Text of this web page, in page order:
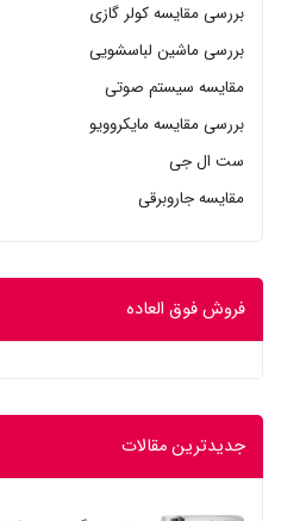
بررسی مقایسه کولر گازی
بررسی ماشین لباسشویی
مقایسه سیستم صوتی
بررسی مقایسه مایکروویو
ست ال جی
مقایسه جاروبرقی
فروش فوق العاده
جدیدترین مقالات